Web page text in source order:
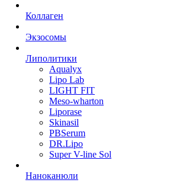
Коллаген
Экзосомы
Липолитики
Aqualyx
Lipo Lab
LIGHT FIT
Meso-wharton
Liporase
Skinasil
PBSerum
DR.Lipo
Super V-line Sol
Наноканюли